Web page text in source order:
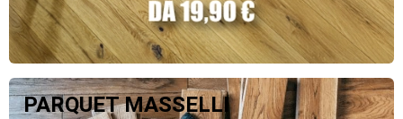
PARQUET MASSELLI